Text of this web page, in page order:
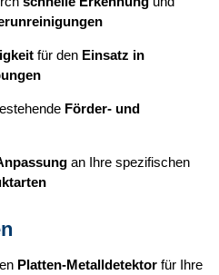
für den Einsatz in
Förder- und
an Ihre spezifischen
Platten-Metalldetektor für Ihre